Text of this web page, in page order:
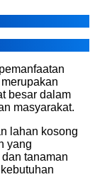
besar dalam
masyarakat.
lahan kosong
yang
tanaman